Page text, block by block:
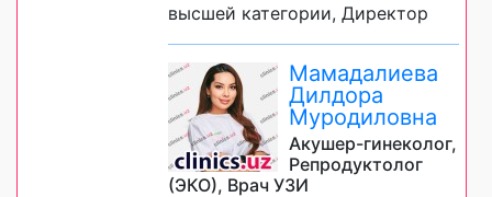
высшей категории, Директор
Мамадалиева
Дилдора
Муродиловна
Акушер-гинеколог,
Репродуктолог
(ЭКО), Врач УЗИ